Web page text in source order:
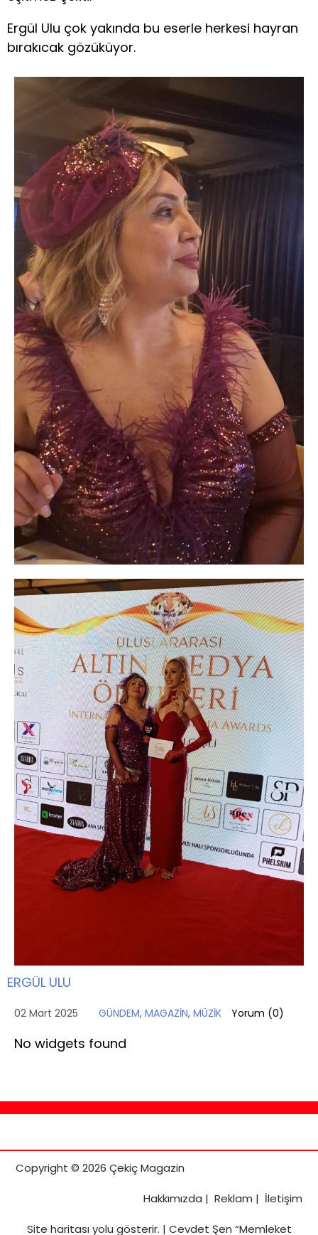
Ergül Ulu çok yakında bu eserle herkesi hayran
bırakıcak gözüküyor.
ERGÜL ULU
02 Mart 2025 GÜNDEM, MAGAZİN, MÜZİK Yorum (0)
No widgets found
Copyright © 2026 Çekiç Magazin
Hakkımızda | Reklam | İletişim
Site haritasıyolu gösterir. | Cevdet Şen “Memleket